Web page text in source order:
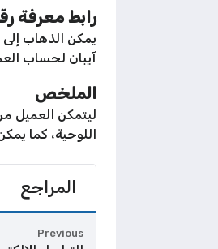
رابط معرفة
يمكن الذهاب
آيبان لحساب
الملخص
ليتمكن العميل
اللوحية، كما
المراجع
Previous